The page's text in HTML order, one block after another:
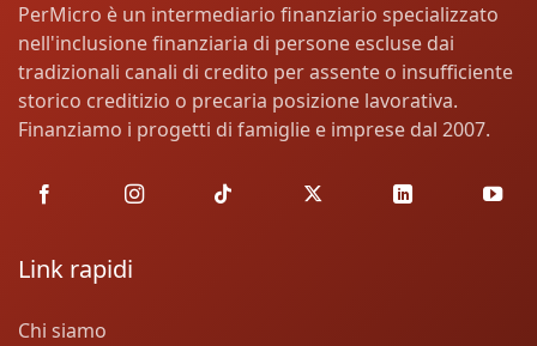
PerMicro è un intermediario finanziario specializzato
nell'inclusione finanziaria di persone escluse dai
tradizionali canali di credito per assente o insufficiente
storico creditizio o precaria posizione lavorativa.
Finanziamo i progetti di famiglie e imprese dal 2007.
Link rapidi
Chi siamo